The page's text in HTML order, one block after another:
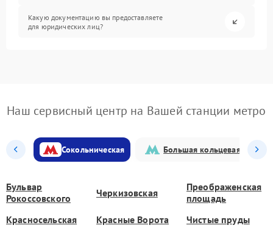
Какую документацию вы предоставляете
для юридических лиц?
Наш сервисный центр на Вашей станции метро
Сокольническая Большая кольцевая
Бульвар
Рокоссовского
Черкизовская
Преображенская
площадь
Красносельская
Красные Ворота Чистые пруды